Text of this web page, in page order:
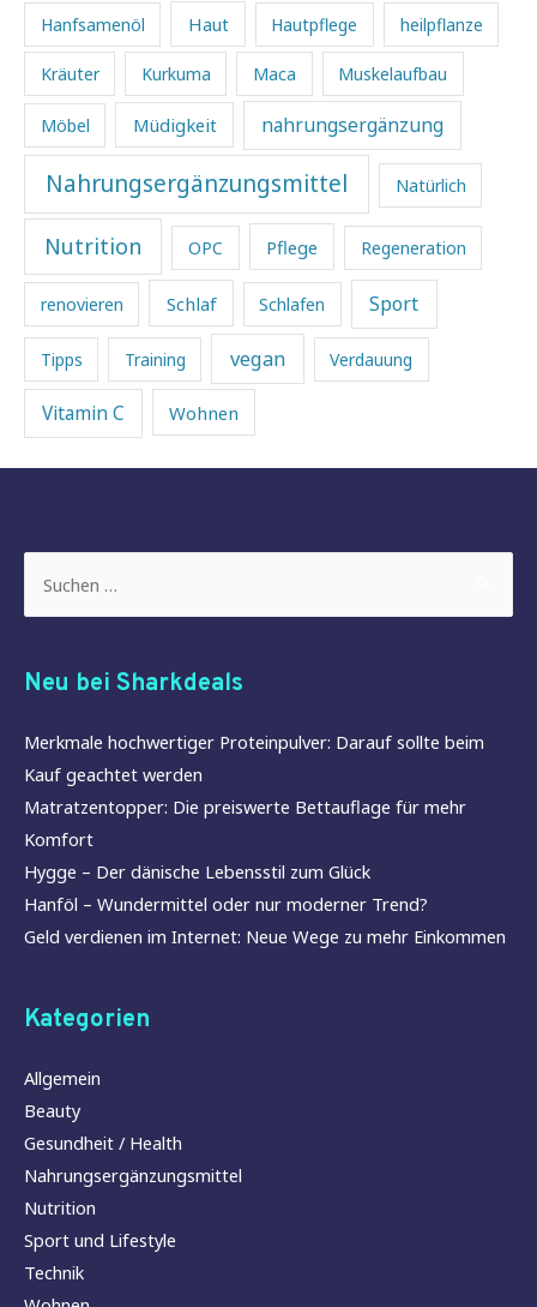
Hanfsamenöl Haut Hautpflege heilpflanze
Kräuter Kurkuma Maca Muskelaufbau
Möbel Müdigkeit nahrungsergänzung
Nahrungsergänzungsmittel Natürlich
Nutrition OPC Pflege Regeneration
renovieren Schlaf Schlafen Sport
Tipps Training vegan Verdauung
Vitamin C Wohnen
nach:
Neu bei Sharkdeals
Merkmale hochwertiger Proteinpulver: Darauf sollte beim
Kauf geachtet werden
Matratzentopper: Die preiswerte Bettauflage für mehr
Komfort
Hygge – Der dänische Lebensstil zum Glück
Hanföl – Wundermittel oder nur moderner Trend?
Geld verdienen im Internet: Neue Wege zu mehr Einkommen
Kategorien
Allgemein
Beauty
Gesundheit / Health
Nahrungsergänzungsmittel
Nutrition
Sport und Lifestyle
Technik